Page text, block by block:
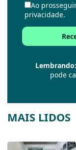
Ao
privacidade.
Lembrando:
pode
MAIS LIDOS